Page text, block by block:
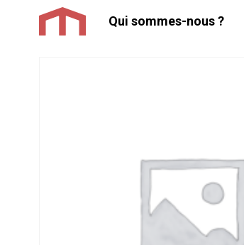
Qui sommes-nous ?